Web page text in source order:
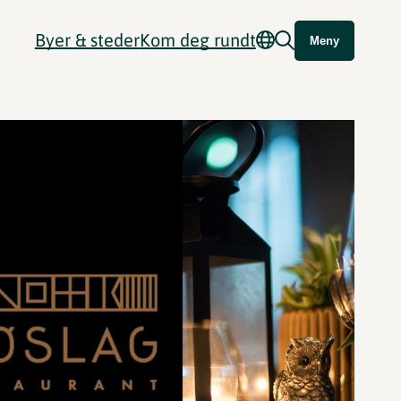
Byer & stederKom deg rundt Meny